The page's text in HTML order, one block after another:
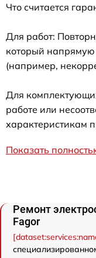
Что считается
Для работ:
который напрямую
(например,
Для
работе или
характеристикам
Показать
Ремонт
Fagor